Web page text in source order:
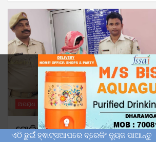
ଅପରାଧ ମୋ ଓଡ଼ିଶା
ପୋଲିସ ପକ୍ଷରୁ ଅଭିଯୁକ୍ତଙ୍କ କବଜାରୁ
ଏଠି ଛୁଇଁ ହ୍ଵାଟ୍ସଆପରେ ବ୍ରେକିଂ ନ୍ୟୁଜ ପାଆନ୍ତୁ